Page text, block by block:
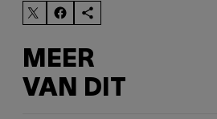
MEER
VAN DIT